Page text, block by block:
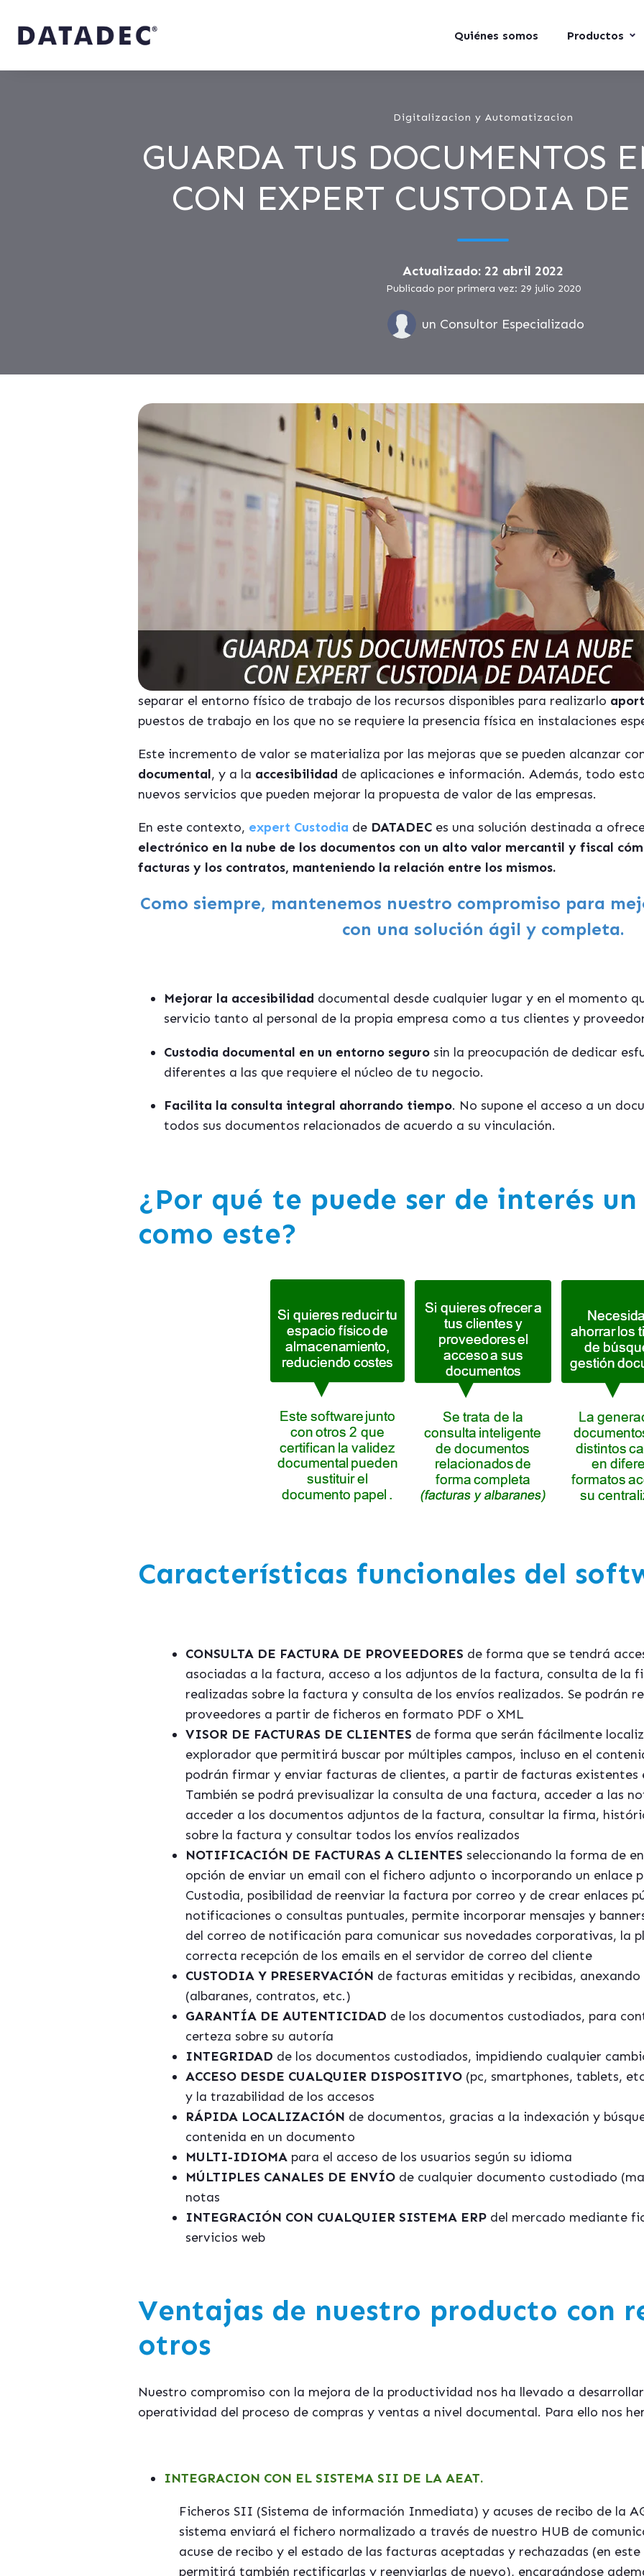
Quiénes somos Productos
Digitalizacion y Automatizacion
GUARDA TUS DOCUMENTOS
CON EXPERT CUSTODIA DE
Actualizado: 22 abril 2022
Publicado por primera vez: 29 julio 2020
un Consultor Especializado
separar el entorno físico de trabajo de los recursos disponibles para realizarlo
puestos de trabajo en los que no se requiere la presencia física en instalaciones
Este incremento de valor se materializa por las mejoras que se pueden alcanzar
documental, y a la accesibilidad de aplicaciones e información. Además, todo
nuevos servicios que pueden mejorar la propuesta de valor de las empresas.
En este contexto, expert Custodia de DATADEC es una solución destinada a
electrónico en la nube de los documentos con un alto valor mercantil y fiscal
facturas y los contratos, manteniendo la relación entre los mismos.
Como siempre, mantenemos nuestro compromiso para
con una solución ágil y completa.
Mejorar la accesibilidad documental desde cualquier lugar y en el momento
servicio tanto al personal de la propia empresa como a tus clientes y
Custodia documental en un entorno seguro sin la preocupación de dedicar
diferentes a las que requiere el núcleo de tu negocio.
Facilita la consulta integral ahorrando tiempo. No supone el acceso a un
todos sus documentos relacionados de acuerdo a su vinculación.
¿Por qué te puede ser de interés
como este?
Características funcionales del
CONSULTA DE FACTURA DE PROVEEDORES de forma que se tendrá
asociadas a la factura, acceso a los adjuntos de la factura, consulta de la
realizadas sobre la factura y consulta de los envíos realizados. Se podrán
proveedores a partir de ficheros en formato PDF o XML
VISOR DE FACTURAS DE CLIENTES de forma que serán fácilmente
explorador que permitirá buscar por múltiples campos, incluso en el
podrán firmar y enviar facturas de clientes, a partir de facturas existentes
También se podrá previsualizar la consulta de una factura, acceder a las
acceder a los documentos adjuntos de la factura, consultar la firma,
sobre la factura y consultar todos los envíos realizados
NOTIFICACIÓN DE FACTURAS A CLIENTES seleccionando la forma de
opción de enviar un email con el fichero adjunto o incorporando un enlace
Custodia, posibilidad de reenviar la factura por correo y de crear enlaces
notificaciones o consultas puntuales, permite incorporar mensajes y
del correo de notificación para comunicar sus novedades corporativas, la
correcta recepción de los emails en el servidor de correo del cliente
CUSTODIA Y PRESERVACIÓN de facturas emitidas y recibidas,
(albaranes, contratos, etc.)
GARANTÍA DE AUTENTICIDAD de los documentos custodiados, para
certeza sobre su autoría
INTEGRIDAD de los documentos custodiados, impidiendo cualquier
ACCESO DESDE CUALQUIER DISPOSITIVO (pc, smartphones, tablets,
y la trazabilidad de los accesos
RÁPIDA LOCALIZACIÓN de documentos, gracias a la indexación y
contenida en un documento
MULTI-IDIOMA para el acceso de los usuarios según su idioma
MÚLTIPLES CANALES DE ENVÍO de cualquier documento custodiado
notas
INTEGRACIÓN CON CUALQUIER SISTEMA ERP del mercado mediante
servicios web
Ventajas de nuestro producto con
otros
Nuestro compromiso con la mejora de la productividad nos ha llevado a
operatividad del proceso de compras y ventas a nivel documental. Para ello nos
INTEGRACION CON EL SISTEMA SII DE LA AEAT.
Ficheros SII (Sistema de información Inmediata) y acuses de recibo de la
sistema enviará el fichero normalizado a través de nuestro HUB de
acuse de recibo y el estado de las facturas aceptadas y rechazadas (en
permitirá también rectificarlas y reenviarlas de nuevo), encargándose